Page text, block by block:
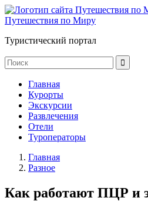
Путешествия по Миру
Туристический портал
Главная
Курорты
Экскурсии
Развлечения
Отели
Туроператоры
Главная
Разное
Как работают ПЦР и